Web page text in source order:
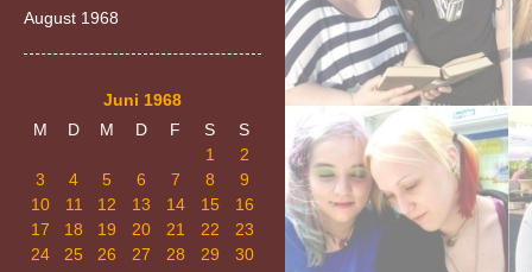
August 1968
Juni 1968
M
D M D F S
S
1
2
3
4 5 6 7 8
9
10
11 12 13 14 15
16
17
18 19 20 21 22
23
24
25 26 27 28 29 30